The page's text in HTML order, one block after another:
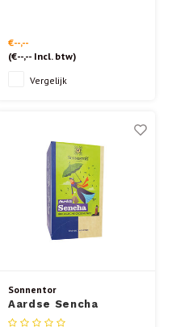
€--,--
(€--,-- Incl. btw)
Vergelijk
Sonnentor
Aardse Sencha
groene thee builtjes